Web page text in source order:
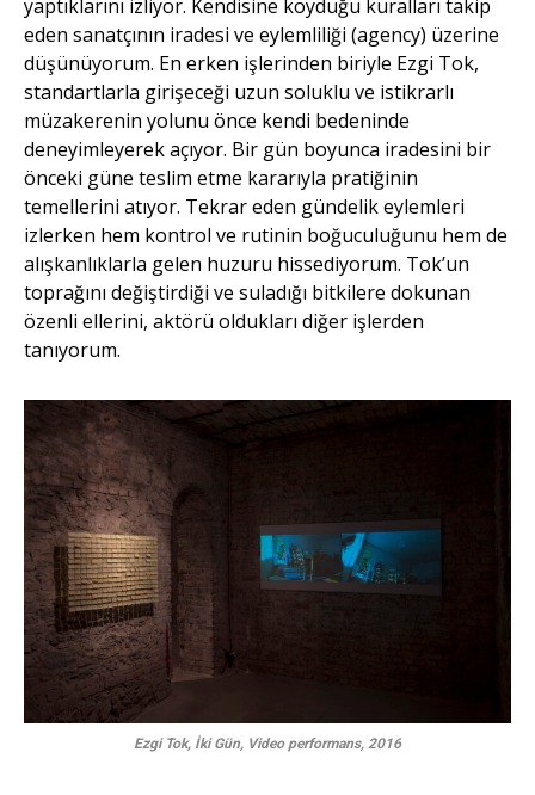
yaptıklarını izliyor. Kendisine koyduğu kuralları takip
eden sanatçının iradesi ve eylemliliği (agency) üzerine
düşünüyorum. En erken işlerinden biriyle Ezgi Tok,
standartlarla girişeceği uzun soluklu ve istikrarlı
müzakerenin yolunu önce kendi bedeninde
deneyimleyerek açıyor. Bir gün boyunca iradesini bir
önceki güne teslim etme kararıyla pratiğinin
temellerini atıyor. Tekrar eden gündelik eylemleri
izlerken hem kontrol ve rutinin boğuculuğunu hem de
alışkanlıklarla gelen huzuru hissediyorum. Tok’un
toprağını değiştirdiği ve suladığı bitkilere dokunan
özenli ellerini, aktörü oldukları diğer işlerden
tanıyorum.
Ezgi Tok, İki Gün, Video performans, 2016